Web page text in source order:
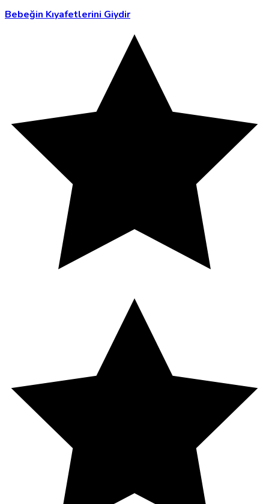
Bebeğin Kıyafetlerini Giydir